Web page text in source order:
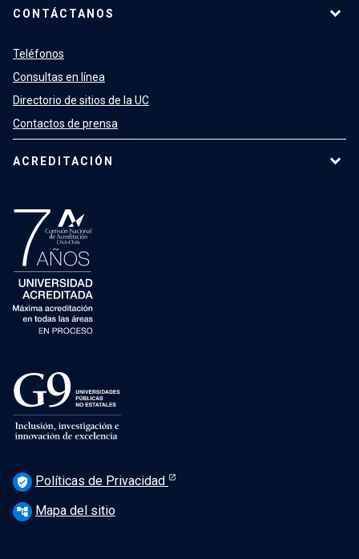
CONTÁCTANOS
Teléfonos
Consultas en línea
Directorio de sitios de la UC
Contactos de prensa
ACREDITACIÓN
verified_user Políticas de Privacidad
account_tree Mapa del sitio